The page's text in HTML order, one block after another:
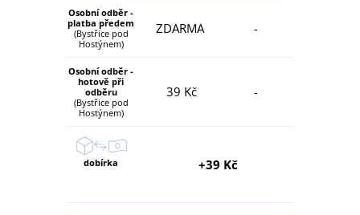
Osobní odběr -
platba předem
(Bystřice pod
Hostýnem)
ZDARMA -
Osobní odběr -
hotově při
odběru
(Bystřice pod
Hostýnem)
39 Kč -
dobírka +39 Kč